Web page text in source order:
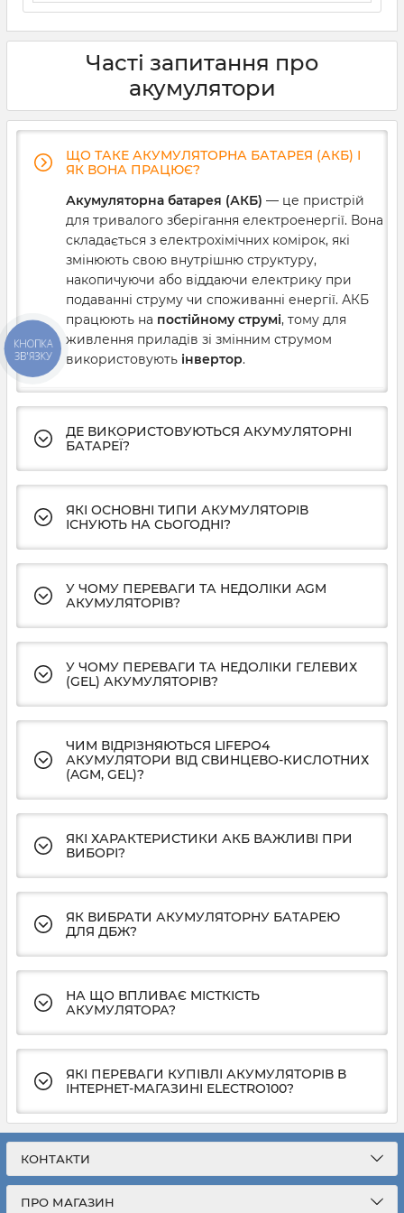
Часті запитання про
акумулятори
ЩО ТАКЕ АКУМУЛЯТОРНА БАТАРЕЯ (АКБ) І
ЯК ВОНА ПРАЦЮЄ?
Акумуляторна батарея (АКБ) — це пристрій
для тривалого зберігання електроенергії. Вона
складається з електрохімічних комірок, які
змінюють свою внутрішню структуру,
накопичуючи або віддаючи електрику при
подаванні струму чи споживанні енергії. АКБ
працюють на постійному струмі, тому для
живлення приладів зі змінним струмом
використовують інвертор.
ДЕ ВИКОРИСТОВУЮТЬСЯ АКУМУЛЯТОРНІ
БАТАРЕЇ?
ЯКІ ОСНОВНІ ТИПИ АКУМУЛЯТОРІВ
ІСНУЮТЬ НА СЬОГОДНІ?
У ЧОМУ ПЕРЕВАГИ ТА НЕДОЛІКИ AGM
АКУМУЛЯТОРІВ?
У ЧОМУ ПЕРЕВАГИ ТА НЕДОЛІКИ ГЕЛЕВИХ
(GEL) АКУМУЛЯТОРІВ?
ЧИМ ВІДРІЗНЯЮТЬСЯ LIFEPO4
АКУМУЛЯТОРИ ВІД СВИНЦЕВО-КИСЛОТНИХ
(AGM, GEL)?
ЯКІ ХАРАКТЕРИСТИКИ АКБ ВАЖЛИВІ ПРИ
ВИБОРІ?
ЯК ВИБРАТИ АКУМУЛЯТОРНУ БАТАРЕЮ
ДЛЯ ДБЖ?
НА ЩО ВПЛИВАЄ МІСТКІСТЬ
АКУМУЛЯТОРА?
ЯКІ ПЕРЕВАГИ КУПІВЛІ АКУМУЛЯТОРІВ В
ІНТЕРНЕТ-МАГАЗИНІ ELECTRO100?
КОНТАКТИ
ПРО МАГАЗИН
КНОПКА
ЗВ'ЯЗКУ